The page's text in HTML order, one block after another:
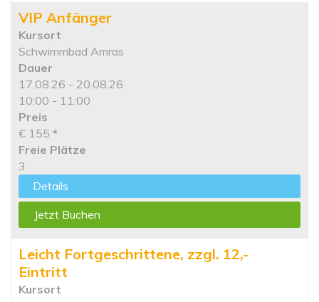
VIP Anfänger
Kursort
Schwimmbad Amras
Dauer
17.08.26 - 20.08.26
10:00 - 11:00
Preis
€ 155 *
Freie Plätze
3
Details
Jetzt Buchen
Leicht Fortgeschrittene, zzgl. 12,-
Eintritt
Kursort